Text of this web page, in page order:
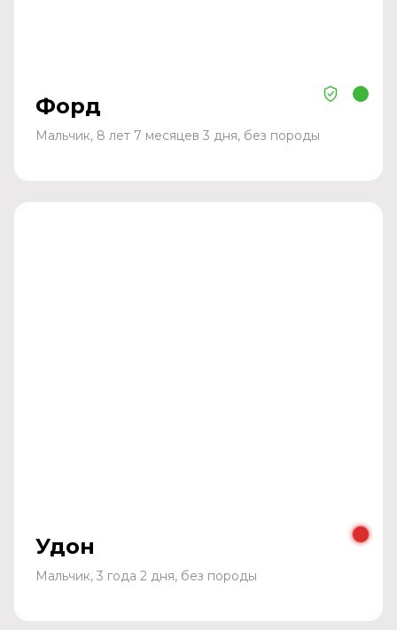
Форд
Мальчик, 8 лет 7 месяцев 3 дня, без породы
Удон
Мальчик, 3 года 2 дня, без породы